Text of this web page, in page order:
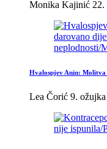
Monika Kajinić 22.
Hvalospjev Anin: Molitva
Lea Čorić 9.